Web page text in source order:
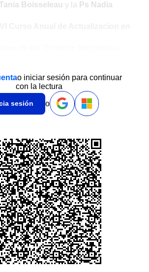
Boisseleau y la Ps Nadia
o iniciar sesión para continuar
con la lectura
sesión o